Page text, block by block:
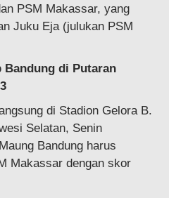
PSM Makassar, yang
Juku Eja (julukan PSM
Bandung di Putaran
di Stadion Gelora B.
Selatan, Senin
Bandung harus
Makassar dengan skor